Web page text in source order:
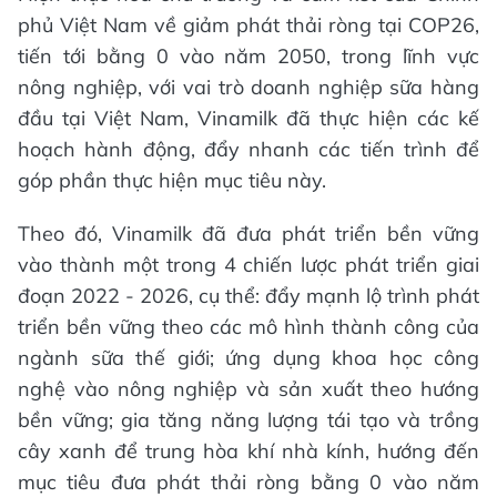
phủ Việt Nam về giảm phát thải ròng tại COP26,
tiến tới bằng 0 vào năm 2050, trong lĩnh vực
nông nghiệp, với vai trò doanh nghiệp sữa hàng
đầu tại Việt Nam, Vinamilk đã thực hiện các kế
hoạch hành động, đẩy nhanh các tiến trình để
góp phần thực hiện mục tiêu này.
Theo đó, Vinamilk đã đưa phát triển bền vững
vào thành một trong 4 chiến lược phát triển giai
đoạn 2022 - 2026, cụ thể: đẩy mạnh lộ trình phát
triển bền vững theo các mô hình thành công của
ngành sữa thế giới; ứng dụng khoa học công
nghệ vào nông nghiệp và sản xuất theo hướng
bền vững; gia tăng năng lượng tái tạo và trồng
cây xanh để trung hòa khí nhà kính, hướng đến
mục tiêu đưa phát thải ròng bằng 0 vào năm